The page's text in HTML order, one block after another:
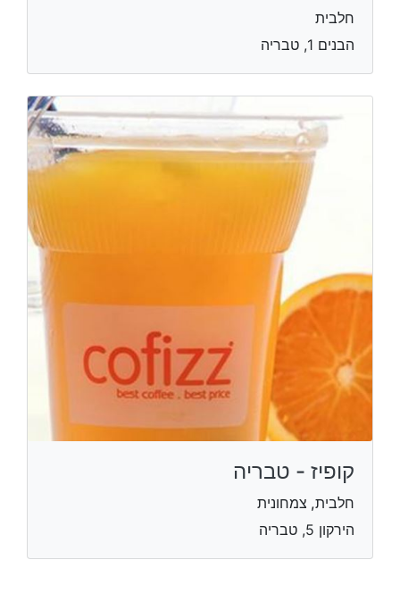
חלבית
הבנים 1, טבריה
קופיז - טבריה
חלבית, צמחונית
הירקון 5, טבריה